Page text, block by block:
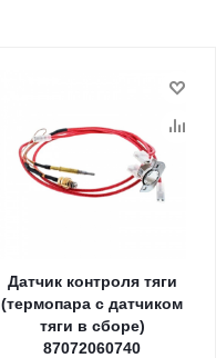
Датчик контроля тяги
(термопара с датчиком
тяги в сборе)
87072060740